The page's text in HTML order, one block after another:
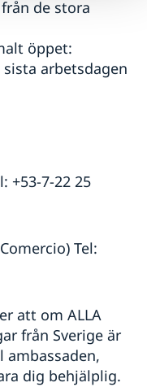
de stora
öppet:
sista arbetsdagen
+53-7-22 25
Tel:
att om ALLA
från Sverige är
dig behjälplig.